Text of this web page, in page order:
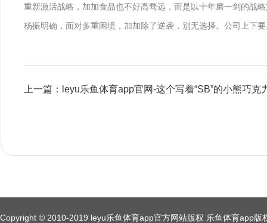
重新激活战略，加加食品也不好高骛远，而是以十年磨一剑的战
杨振明确，面对多重困境，加加除了逆袭，别无选择。公司上下
上一篇：leyu乐鱼体育app官网-这个写着“SB”的小熊巧
Copyright © 2010-2019 leyu乐鱼体育app官方网站版权 乐鱼体育app